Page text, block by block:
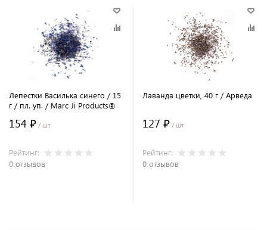
Лепестки Василька синего / 15
г / пл. уп. / Marc Ji Products®
154 ₽ / шт
Рейтинг:
0 отзывов
Лаванда цветки, 40 г / Арведа
127 ₽ / шт
Рейтинг:
0 отзывов